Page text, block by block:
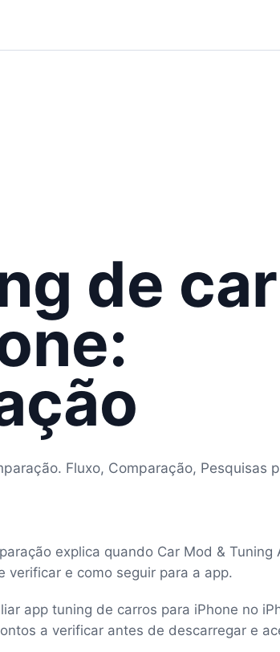
de
Fluxo, Comparação, Pesquisas
explica quando Car Mod &
verificar e como seguir para a app.
app tuning de carros para iPhone no
a verificar antes de descarregar e